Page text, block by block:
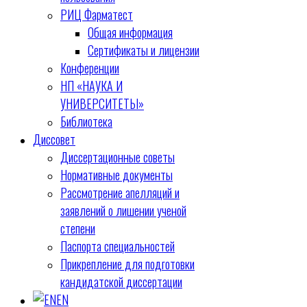
РИЦ Фарматест
Общая информация
Сертификаты и лицензии
Конференции
НП «НАУКА И
УНИВЕРСИТЕТЫ»
Библиотека
Диссовет
Диссертационные советы
Нормативные документы
Рассмотрение апелляций и
заявлений о лишении ученой
степени
Паспорта специальностей
Прикрепление для подготовки
кандидатской диссертации
EN